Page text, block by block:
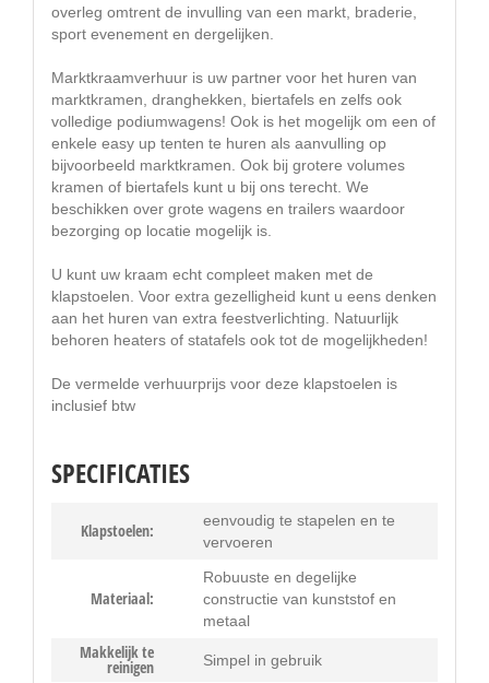
overleg omtrent de invulling van een markt, braderie,
sport evenement en dergelijken.
Marktkraamverhuur is uw partner voor het huren van
marktkramen, dranghekken, biertafels en zelfs ook
volledige podiumwagens! Ook is het mogelijk om een of
enkele easy up tenten te huren als aanvulling op
bijvoorbeeld marktkramen. Ook bij grotere volumes
kramen of biertafels kunt u bij ons terecht. We
beschikken over grote wagens en trailers waardoor
bezorging op locatie mogelijk is.
U kunt uw kraam echt compleet maken met de
klapstoelen. Voor extra gezelligheid kunt u eens denken
aan het huren van extra feestverlichting. Natuurlijk
behoren heaters of statafels ook tot de mogelijkheden!
De vermelde verhuurprijs voor deze klapstoelen is
inclusief btw
SPECIFICATIES
Klapstoelen:
eenvoudig te stapelen en te
vervoeren
Materiaal:
Robuuste en degelijke
constructie van kunststof en
metaal
Makkelijk te
reinigen Simpel in gebruik